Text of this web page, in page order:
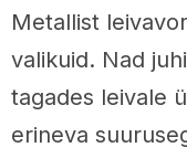
Metallist
valikuid. Nad
tagades leivale
erineva